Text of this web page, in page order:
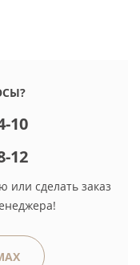
10
12
или сделать заказ